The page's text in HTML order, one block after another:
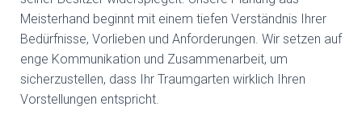
Meisterhand beginnt mit einem tiefen Verständnis Ihrer
Bedürfnisse, Vorlieben und Anforderungen. Wir setzen auf
enge Kommunikation und Zusammenarbeit, um
sicherzustellen, dass Ihr Traumgarten wirklich Ihren
Vorstellungen entspricht.